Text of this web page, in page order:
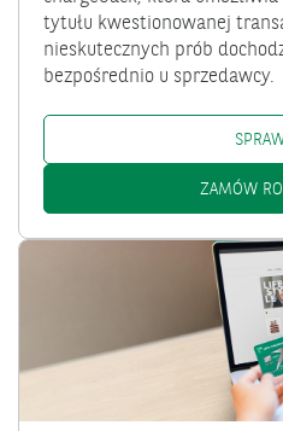
tytułu kwestionowanej
nieskutecznych prób
bezpośrednio u sprzedawcy.
ZAMÓW
Przejdź